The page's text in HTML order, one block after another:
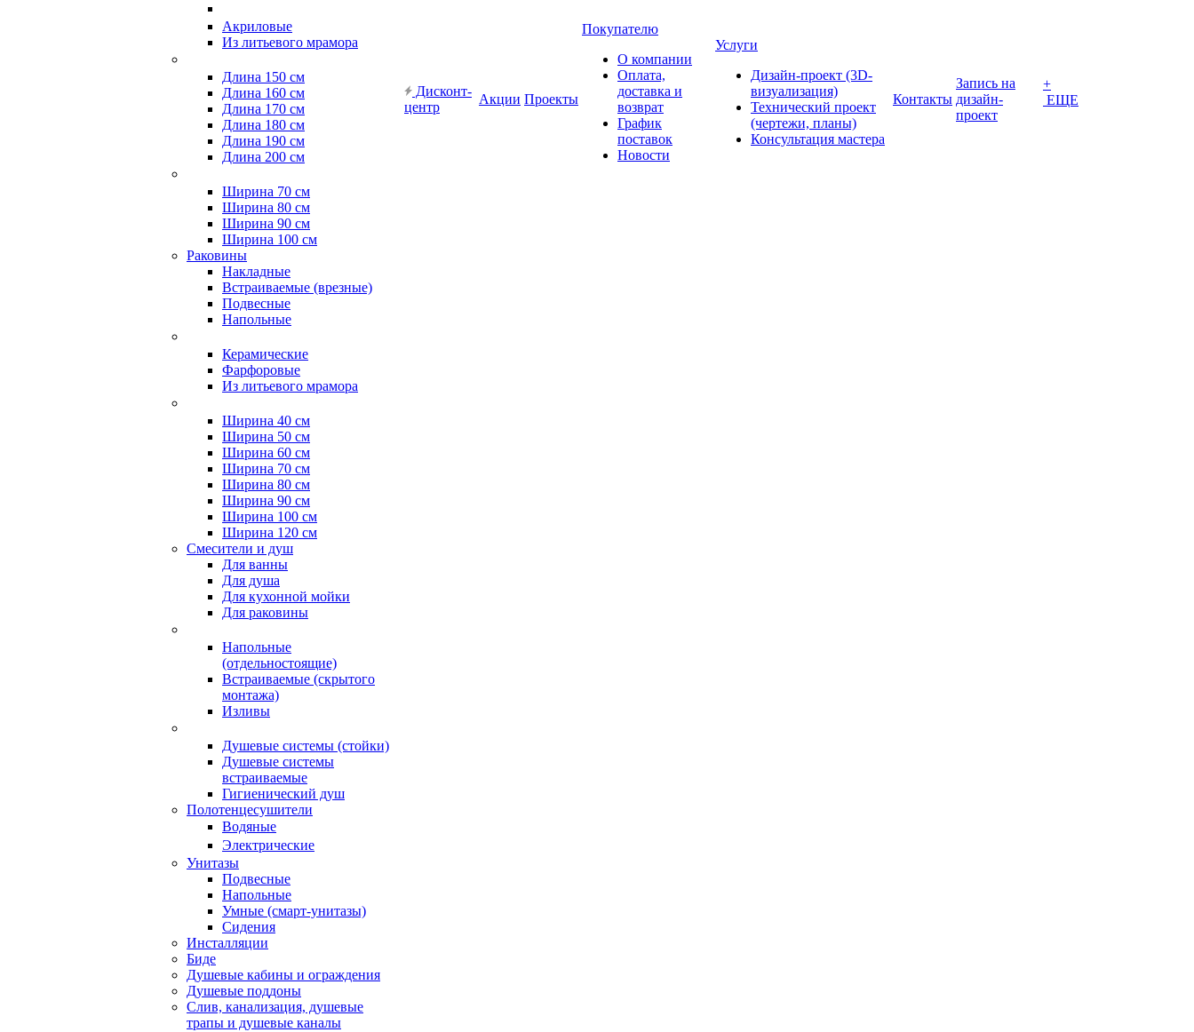
Акриловые
Из литьевого мрамора
Длина 150 см
Длина 160 см
Длина 170 см
Длина 180 см
Длина 190 см
Длина 200 см
Ширина 70 см
Ширина 80 см
Ширина 90 см
Ширина 100 см
Раковины
Накладные
Встраиваемые (врезные)
Подвесные
Напольные
Керамические
Фарфоровые
Из литьевого мрамора
Ширина 40 см
Ширина 50 см
Ширина 60 см
Ширина 70 см
Ширина 80 см
Ширина 90 см
Ширина 100 см
Ширина 120 см
Смесители и душ
Для ванны
Для душа
Для кухонной мойки
Для раковины
Напольные
(отдельностоящие)
Встраиваемые (скрытого
монтажа)
Изливы
Душевые системы (стойки)
Душевые системы
встраиваемые
Гигиенический душ
Полотенцесушители
ㅤВодяные
ㅤЭлектрические
Унитазы
Подвесные
Напольные
Умные (смарт-унитазы)
Сидения
Инсталляции
Биде
Душевые кабины и ограждения
Душевые поддоны
Слив, канализация, душевые
трапы и душевые каналы
Дисконт-
центр
Акции Проекты
Покупателю
О компании
Оплата,
доставка и
возврат
График
поставок
Новости
Услуги
Дизайн-проект (3D-
визуализация)
Технический проект
(чертежи, планы)
Консультация мастера
Контакты
Запись на
дизайн-
проект
+
ЕЩЕ